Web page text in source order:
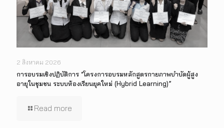
2 สิงหาคม 2026
การอบรมเชิงปฏิบัติการ “โครงการอบรมหลักสูตรกายภาพบำบัดผู้สูง
อายุในชุมชน ระบบห้องเรียนยุคใหม่ (Hybrid Learning)”
Read more